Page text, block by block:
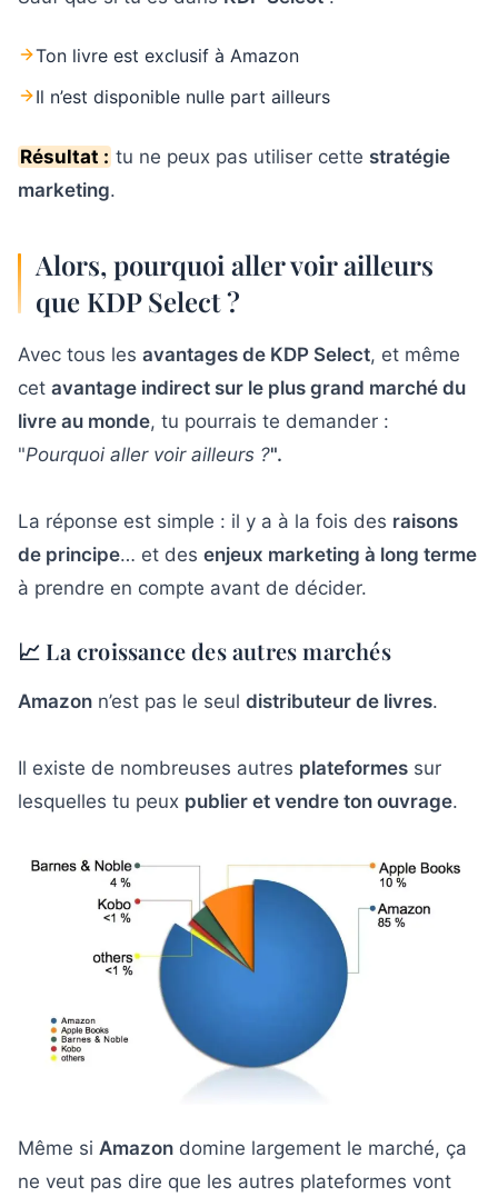
Ton livre est exclusif à Amazon
Il n’est disponible nulle part ailleurs
Résultat : tu ne peux pas utiliser cette stratégie
marketing.
Alors, pourquoi aller voir ailleurs
que KDP Select ?
Avec tous les avantages de KDP Select, et même
cet avantage indirect sur le plus grand marché du
livre au monde, tu pourrais te demander :
"Pourquoi aller voir ailleurs ?".
La réponse est simple : il y a à la fois des raisons
de principe… et des enjeux marketing à long terme
à prendre en compte avant de décider.
📈 La croissance des autres marchés
Amazon n’est pas le seul distributeur de livres.
Il existe de nombreuses autres plateformes sur
lesquelles tu peux publier et vendre ton ouvrage.
Même si Amazon domine largement le marché, ça
ne veut pas dire que les autres plateformes vont